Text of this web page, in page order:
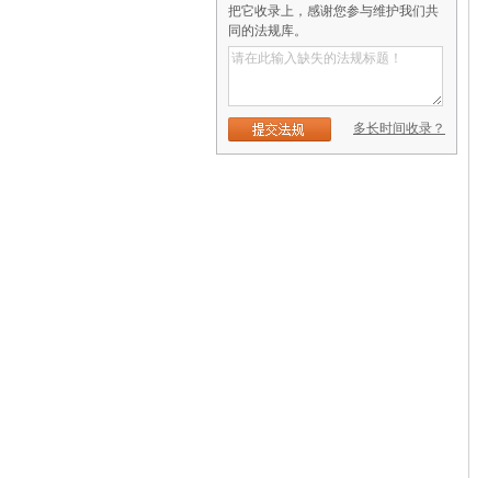
把它收录上，感谢您参与维护我们共
同的法规库。
多长时间收录？